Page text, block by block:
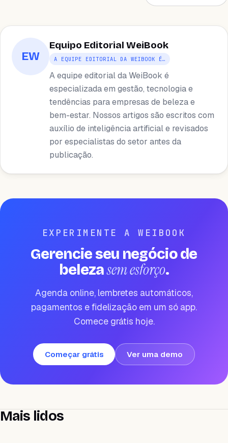
EW
Equipo Editorial WeiBook
A EQUIPE EDITORIAL DA WEIBOOK É…
A equipe editorial da WeiBook é
especializada em gestão, tecnologia e
tendências para empresas de beleza e
bem-estar. Nossos artigos são escritos com
auxílio de inteligência artificial e revisados ​​
por especialistas do setor antes da
publicação.
EXPERIMENTE A WEIBOOK
Gerencie seu negócio de
belezasem esforço.
Agenda online, lembretes automáticos,
pagamentos e fidelização em um só app.
Comece grátis hoje.
Começar grátis Ver uma demo
Mais lidos